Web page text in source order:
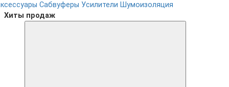
Сабвуферы Усилители Шумоизоляция
Хиты продаж